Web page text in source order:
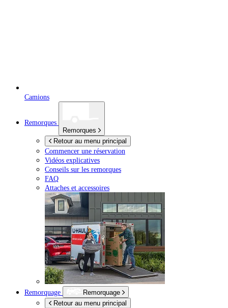
Camions
Remorques
Remorques
Retour au menu principal
Commencer une réservation
Vidéos explicatives
Conseils sur les remorques
FAQ
Attaches et accessoires
Remorquage
Remorquage
Retour au menu principal